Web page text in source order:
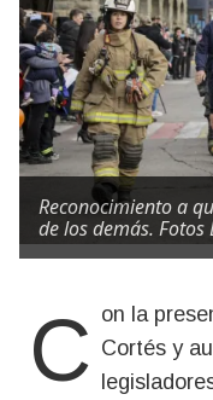
Reconocimiento a
de los demás. Fotos
Con la presencia del intendente Walter Cortés y